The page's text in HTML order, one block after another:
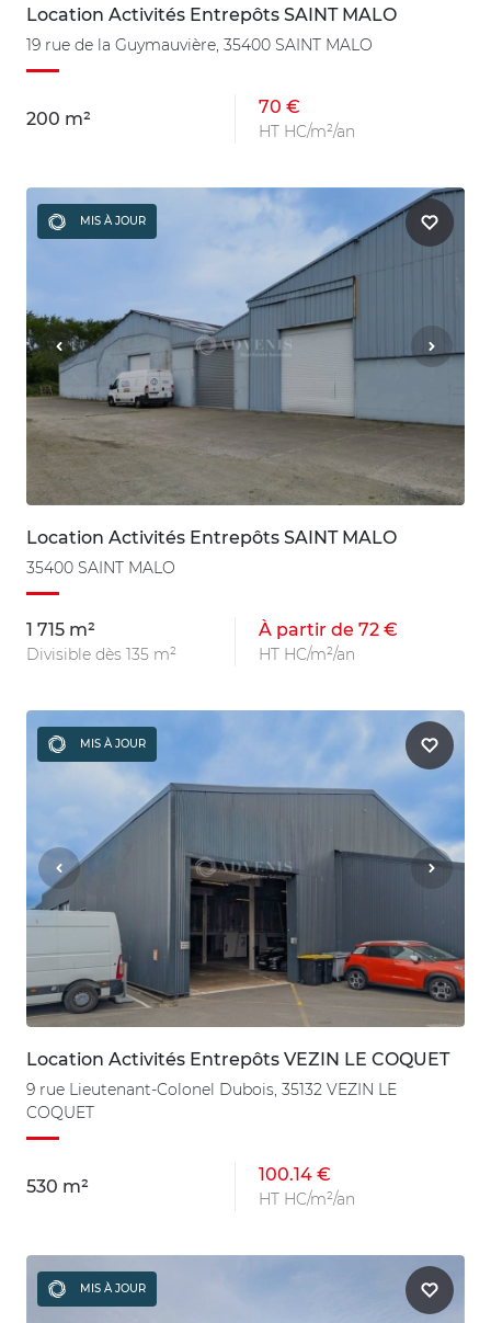
Location Activités Entrepôts SAINT MALO
19 rue de la Guymauvière, 35400 SAINT MALO
200 m²
70 €
HT HC/m²/an
MIS À JOUR
Location Activités Entrepôts SAINT MALO
35400 SAINT MALO
1 715 m²
Divisible dès 135 m²
À partir de 72 €
HT HC/m²/an
MIS À JOUR
Location Activités Entrepôts VEZIN LE COQUET
9 rue Lieutenant-Colonel Dubois, 35132 VEZIN LE
COQUET
530 m²
100.14 €
HT HC/m²/an
MIS À JOUR